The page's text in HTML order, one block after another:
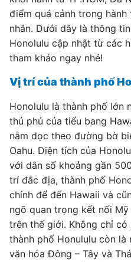
điểm quá cảnh trong
nhân. Dưới dây là thông
Honolulu cập nhật từ các
tham khảo ngay nhé!
Vị trí của thành phố
Honolulu là thành phố lớn
thủ phủ của tiểu bang
nằm dọc theo đường bờ
Oahu. Diện tích của
với dân số khoảng gần
trí đắc địa, thành phố
chính để đến Hawaii và
ngõ quan trọng kết nối
trên thế giới. Không chỉ
thành phố Honululu còn là
văn hóa Đông – Tây và